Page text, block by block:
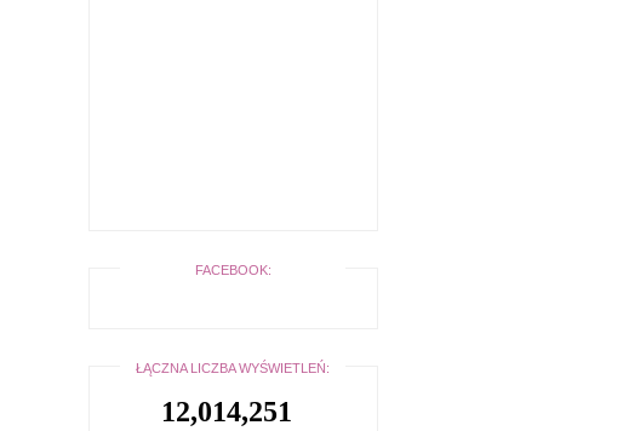
FACEBOOK:
ŁĄCZNA LICZBA WYŚWIETLEŃ:
12,014,251